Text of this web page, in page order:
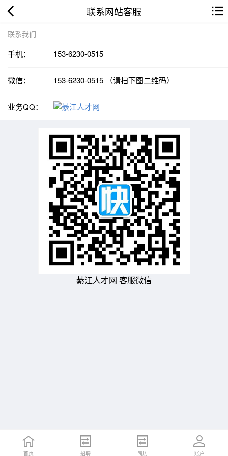
联系网站客服
联系我们
手机： 153-6230-0515
微信： 153-6230-0515 （请扫下图二维码）
业务QQ：
綦江人才网 客服微信
首页 招聘 简历 账户